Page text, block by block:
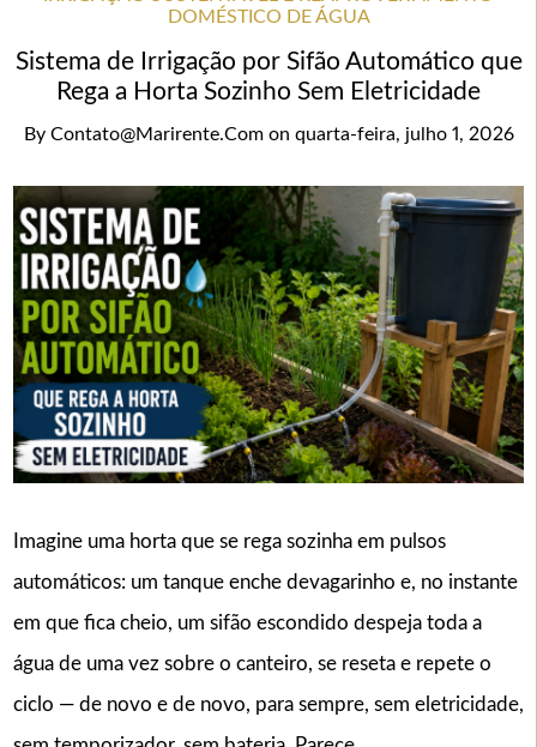
DOMÉSTICO DE ÁGUA
Sistema de Irrigação por Sifão Automático que
Rega a Horta Sozinho Sem Eletricidade
By Contato@marirente.com on quarta-feira, julho 1, 2026
Imagine uma horta que se rega sozinha em pulsos
automáticos: um tanque enche devagarinho e, no instante
em que fica cheio, um sifão escondido despeja toda a
água de uma vez sobre o canteiro, se reseta e repete o
ciclo — de novo e de novo, para sempre, sem eletricidade,